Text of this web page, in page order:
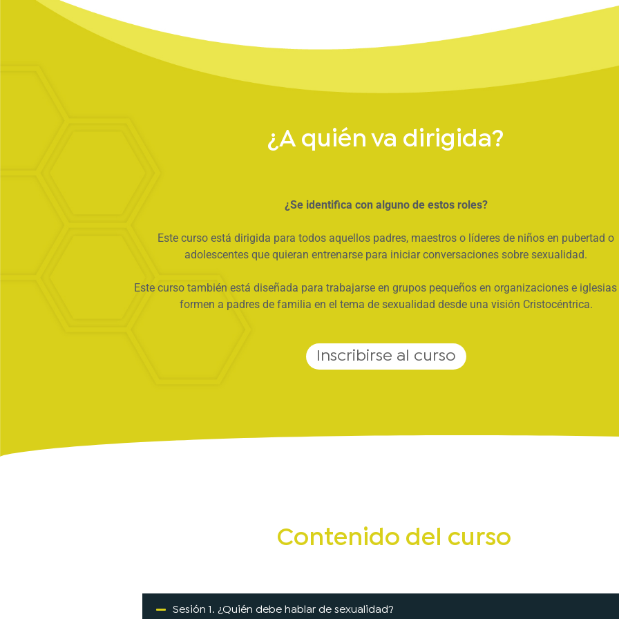
¿A quién va dirigida?
¿Se identifica con alguno de estos roles?
Este curso está dirigida para todos aquellos padres, maestros o líderes de niños en pubertad o
adolescentes que quieran entrenarse para iniciar conversaciones sobre sexualidad.
Este curso también está diseñada para trabajarse en grupos pequeños en organizaciones e
formen a padres de familia en el tema de sexualidad desde una visión Cristocéntrica.
Inscribirse al curso
Contenido del curso
Sesión 1. ¿Quién debe hablar de sexualidad?